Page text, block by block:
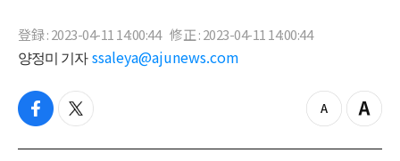
登録 : 2023-04-11 14:00:44 修正 : 2023-04-11 14:00:44
양정미 기자 ssaleya@ajunews.com
f
c
t
i
z
o
Z
o